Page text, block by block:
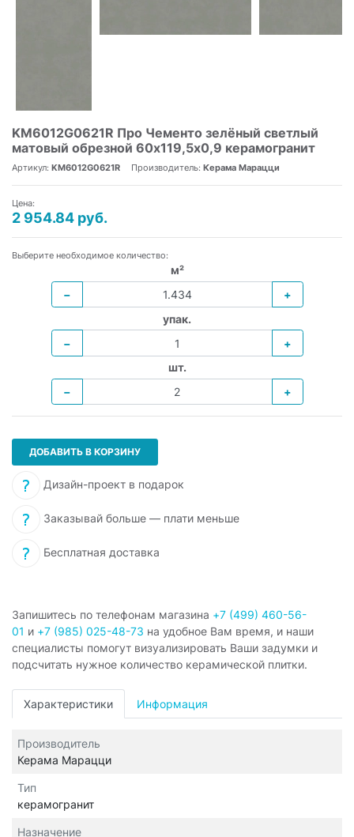
KM6012G0621R Про Чементо зелёный светлый
матовый обрезной 60х119,5x0,9 керамогранит
Артикул: KM6012G0621R Производитель: Керама Марацци
Цена:
2 954.84 руб.
Выберите необходимое количество:
м²
−
+
упак.
−
+
шт.
−
+
ДОБАВИТЬ В КОРЗИНУ
Дизайн-проект в подарок
Заказывай больше — плати меньше
Бесплатная доставка
Запишитесь по телефонам магазина +7 (499) 460-56-
01 и +7 (985) 025-48-73 на удобное Вам время, и наши
специалисты помогут визуализировать Ваши задумки и
подсчитать нужное количество керамической плитки.
Характеристики Информация
Производитель
Керама Марацци
Тип
керамогранит
Назначение